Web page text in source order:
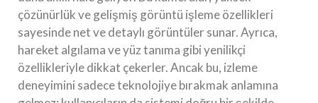
çözünürlük ve gelişmiş görüntü işleme özellikleri
sayesinde net ve detaylı görüntüler sunar. Ayrıca,
hareket algılama ve yüz tanıma gibi yenilikçi
özellikleriyle dikkat çekerler. Ancak bu, izleme
deneyimini sadece teknolojiye bırakmak anlamına